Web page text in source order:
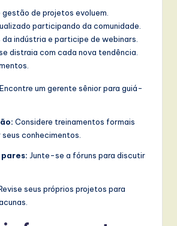
de projetos evoluem.
participando da comunidade.
indústria e participe de webinars.
distraia com cada nova tendência.
Encontre um gerente sênior para guiá-
Considere treinamentos formais
conhecimentos.
pares: Junte-se a fóruns para discutir
seus próprios projetos para